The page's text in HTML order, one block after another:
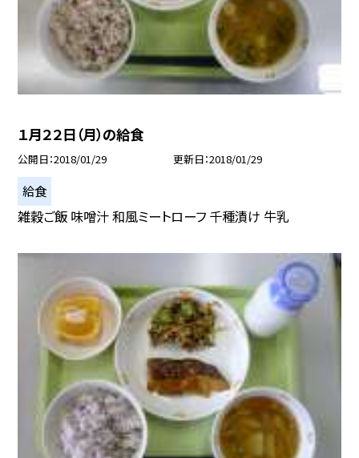
１月２２日（月）の給食
公開日 2018/01/29 更新日 2018/01/29
給食
雑穀ご飯 味噌汁 和風ミートローフ 千種漬け 牛乳